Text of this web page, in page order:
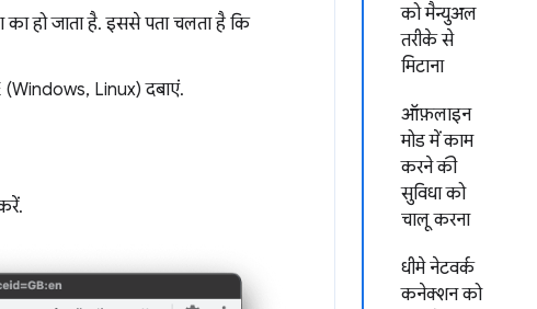
को मैन्युअल
तरीके से
मिटाना
ऑफ़लाइन
मोड में काम
करने की
सुविधा को
चालू करना
धीमे नेटवर्क
कनेक्शन को
हो जाता है. इससे पता चलता है कि
(Windows, Linux) दबाएं.